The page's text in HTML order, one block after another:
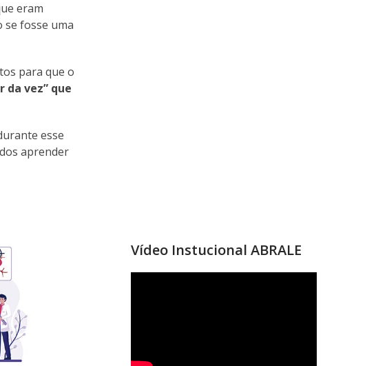
eram
se fosse uma
para que o
da vez” que
esse
aprender
Vídeo Instucional ABRALE